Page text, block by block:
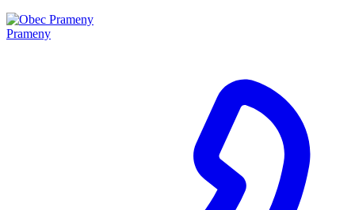
Prameny